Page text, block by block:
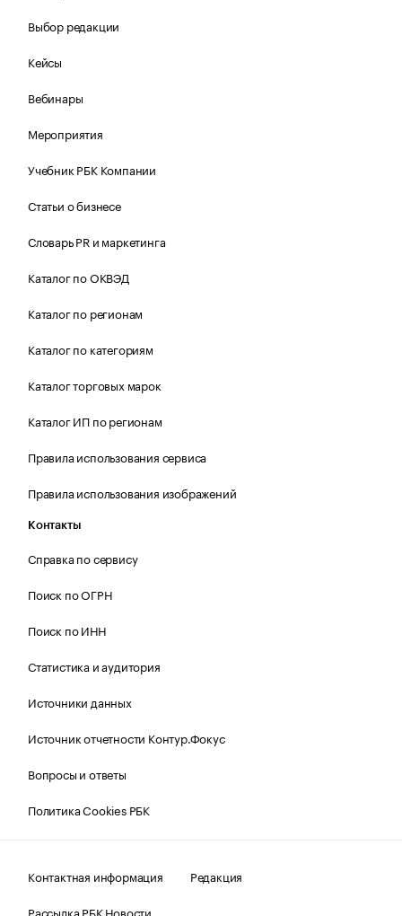
Выбор редакции
Кейсы
Вебинары
Мероприятия
Учебник РБК Компании
Статьи о бизнесе
Словарь PR и маркетинга
Каталог по ОКВЭД
Каталог по регионам
Каталог по категориям
Каталог торговых марок
Каталог ИП по регионам
Правила использования сервиса
Правила использования изображений
Контакты
Справка по сервису
Поиск по ОГРН
Поиск по ИНН
Статистика и аудитория
Источники данных
Источник отчетности Контур.Фокус
Вопросы и ответы
Политика Cookies РБК
Контактная информация
Редакция
Рассылка РБК Новости